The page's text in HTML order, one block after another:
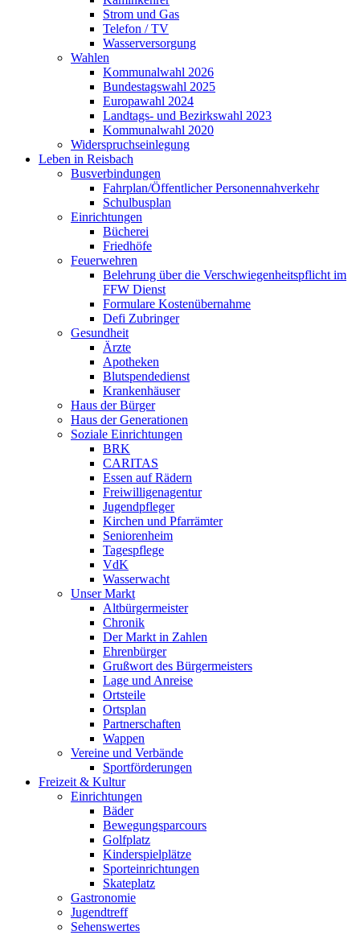
Strom und Gas
Telefon / TV
Wasserversorgung
Wahlen
Kommunalwahl 2026
Bundestagswahl 2025
Europawahl 2024
Landtags- und Bezirkswahl 2023
Kommunalwahl 2020
Widerspruchseinlegung
Leben in Reisbach
Busverbindungen
Fahrplan/Öffentlicher Personennahverkehr
Schulbusplan
Einrichtungen
Bücherei
Friedhöfe
Feuerwehren
Belehrung über die Verschwiegenheitspflicht im
FFW Dienst
Formulare Kostenübernahme
Defi Zubringer
Gesundheit
Ärzte
Apotheken
Blutspendedienst
Krankenhäuser
Haus der Bürger
Haus der Generationen
Soziale Einrichtungen
BRK
CARITAS
Essen auf Rädern
Freiwilligenagentur
Jugendpfleger
Kirchen und Pfarrämter
Seniorenheim
Tagespflege
VdK
Wasserwacht
Unser Markt
Altbürgermeister
Chronik
Der Markt in Zahlen
Ehrenbürger
Grußwort des Bürgermeisters
Lage und Anreise
Ortsteile
Ortsplan
Partnerschaften
Wappen
Vereine und Verbände
Sportförderungen
Freizeit & Kultur
Einrichtungen
Bäder
Bewegungsparcours
Golfplatz
Kinderspielplätze
Sporteinrichtungen
Skateplatz
Gastronomie
Jugendtreff
Sehenswertes